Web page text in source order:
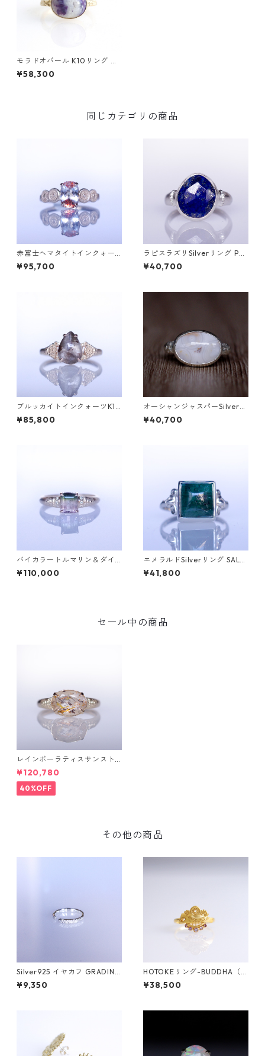
モラドオパール K10リング GR
ADINA (ｸﾞﾗﾃﾞｨﾅ)
¥58,300
同じカテゴリの商品
赤富士ヘマタイトインクォー
ツK10リング DAHMA(ダーマ)
[D052]
¥95,700
ラピスラズリSilverリング PA
O(パオ）[P002]
¥40,700
ブルッカイトインクォーツK10
リング MALWA (マルワ)[M24
4]
¥85,800
オーシャンジャスパーSilverリ
ング EPA(エパ）[E001]
¥40,700
バイカラートルマリン＆ダイ
ヤK10リング FATA(ファタ）[F
016]
¥110,000
エメラルドSilverリング SALG
A(サルガ）[S005]
¥41,800
セール中の商品
レインボーラティスサンスト
ーン＆ダイヤK10リング FATA
(ファタ）[F019]
¥120,780
40%OFF
その他の商品
Silver925 イヤカフ GRADINA
（グラディナ）
¥9,350
HOTOKEリング-BUDDHA（仏
陀）-
¥38,500